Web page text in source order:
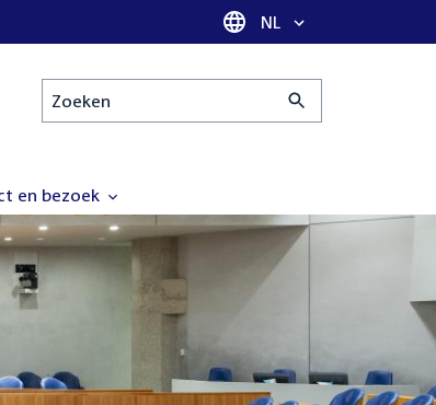
Taal selectie
NL
Zoeken
en bezoek